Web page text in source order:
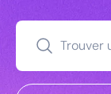
Trouver